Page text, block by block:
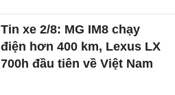
Tin xe 2/8: MG IM8 chạy
điện hơn 400 km, Lexus LX
700h đầu tiên về Việt Nam